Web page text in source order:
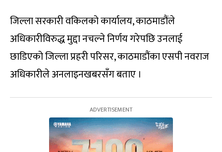
जिल्ला सरकारी वकिलको कार्यालय, काठमाडौंले
अधिकारीविरुद्ध मुद्दा नचल्ने निर्णय गरेपछि उनलाई
छाडिएको जिल्ला प्रहरी परिसर, काठमाडौंका एसपी नवराज
अधिकारीले अनलाइनखबरसँग बताए ।